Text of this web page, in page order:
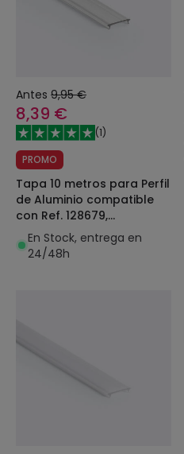
Antes 9,95 €
8,39 €
(1)
PROMO
Tapa 10 metros para Perfil
de Aluminio compatible
con Ref. 128679,
128674,128929,129001,
128913, 128923
En Stock, entrega en
24/48h